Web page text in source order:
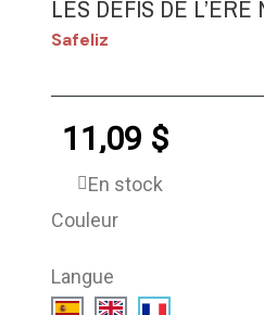
LES DÉFIS DE L’ÈRE
Safeliz
11,09 $
En stock
Couleur
Langue